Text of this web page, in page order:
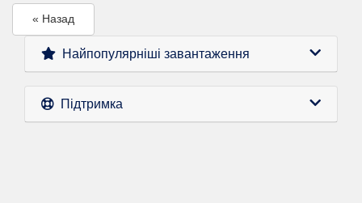
« Назад
Найпопулярніші завантаження
Підтримка